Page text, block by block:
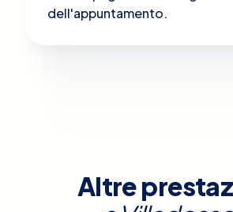
dell'appuntamento.
Altre